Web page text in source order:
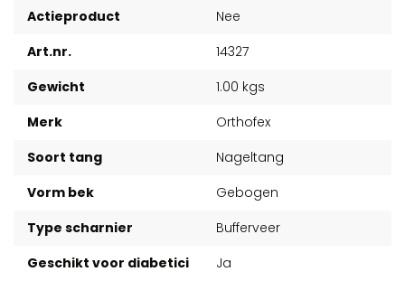
Actieproduct
Nee
Art.nr.
14327
Gewicht
1.00 kgs
Merk
Orthofex
Soort tang
Nageltang
Vorm bek
Gebogen
Type scharnier
Bufferveer
Geschikt voor diabetici
Ja